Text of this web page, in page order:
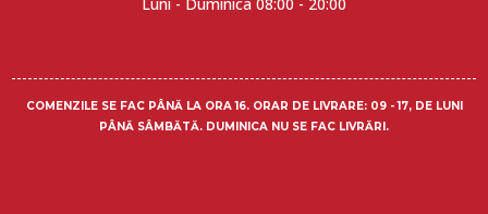
COMENZILE SE FAC PÂNĂ LA ORA 16. ORAR DE LIVRARE: 09 - 17, DE LUNI
PÂNĂ SÂMBĂTĂ. DUMINICA NU SE FAC LIVRĂRI.